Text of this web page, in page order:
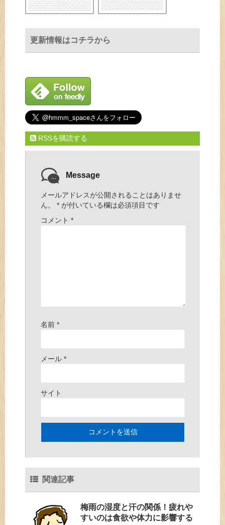
更新情報はコチラから
RSSを購読する
Message
メールアドレスが公開されることはありませ
ん。
* が付いている欄は必須項目です
コメント *
名前 *
メール *
サイト
関連記事
梅雨の湿度と汗の関係！疲れや
すいのは食欲や体力に影響する